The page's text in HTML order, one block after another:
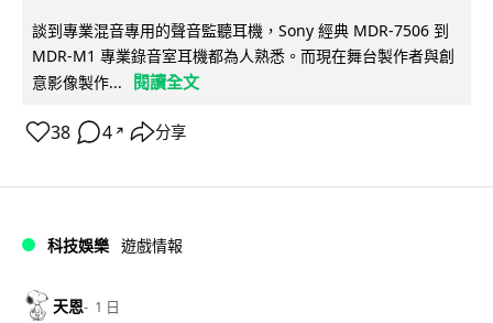
談到專業混音專用的聲音監聽耳機，Sony 經典 MDR-7506 到
MDR-M1 專業錄音室耳機都為人熟悉。而現在舞台製作者與創
意影像製作...
閱讀全文
38 4 ↗ 分享
科技娛樂 遊戲情報
天恩 1 日